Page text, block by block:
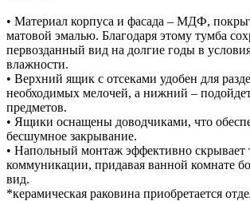
• Материал корпуса и фасада – МДФ,
матовой эмалью. Благодаря этому тумба
первозданный вид на долгие годы в
влажности.
• Верхний ящик с отсеками удобен для
необходимых мелочей, а нижний –
предметов.
• Ящики оснащены доводчиками, что
бесшумное закрывание.
• Напольный монтаж эффективно скрывает
коммуникации, придавая ванной комнате
вид.
*керамическая раковина приобретается